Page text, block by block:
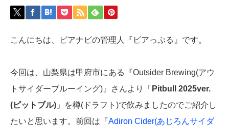
こんにちは、ビアナビの管理人『ビアっぷる』です。
今回は、山梨県は甲府市にある『Outsider Brewing(アウ
トサイダーブルーイング)』さんより「 Pitbull 2025ver.
(ピットブル) 」を樽(ドラフト)で飲みましたのでご紹介し
たいと思います。前回は『Adiron Cider(あじろんサイダ